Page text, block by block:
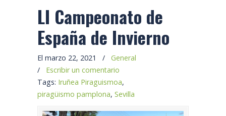
LI Campeonato de
España de Invierno
El marzo 22, 2021 /
General
/ Escribir un comentario
Tags: Iruñea Piraguismoa,
piragüismo pamplona, Sevilla